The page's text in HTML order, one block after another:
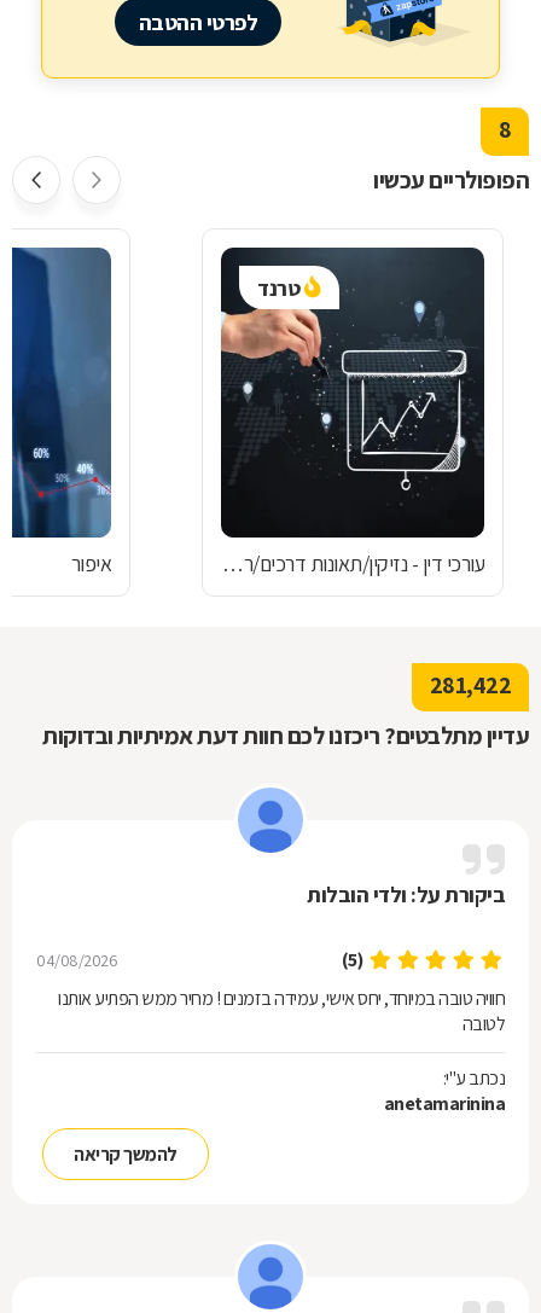
לפרטי ההטבה
8
הפופולריים עכשיו
טרנד
עורכי דין - נזיקין/תאונות דרכים/רשלנות רפואית איפור
281,422
עדיין מתלבטים? ריכזנו לכם חוות דעת אמיתיות ובדוקות
ביקורת על: ולדי הובלות
(5)
04/08/2026
חוויה טובה במיוחד, יחס אישי, עמידה בזמנים ! מחיר ממש הפתיע אותנו
לטובה
נכתב ע"י:
anetamarinina
להמשך קריאה